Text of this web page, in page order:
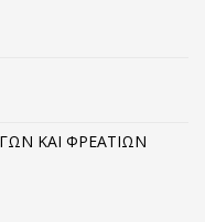
ΚΑΙ ΦΡΕΑΤΙΩΝ